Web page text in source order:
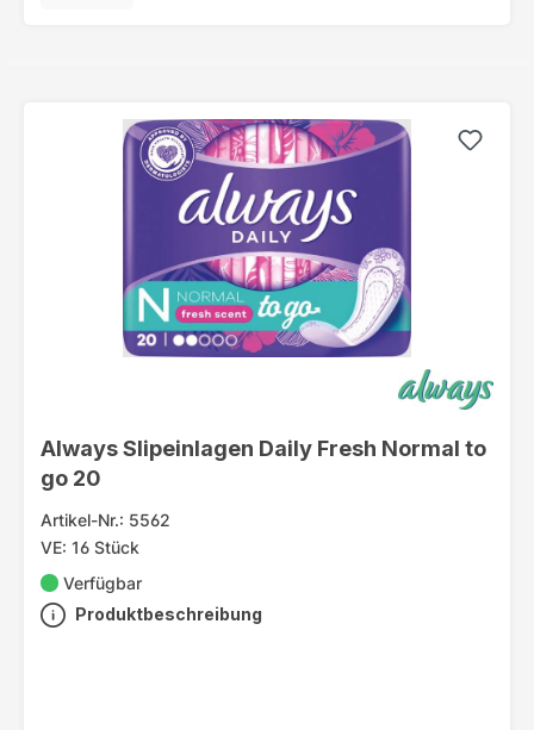
Always Slipeinlagen Daily Fresh Normal to
go 20
Artikel-Nr.: 5562
VE: 16 Stück
Verfügbar
Produktbeschreibung